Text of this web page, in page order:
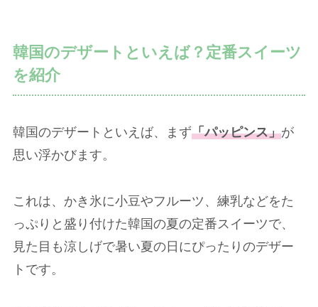
韓国のデザートといえば？定番スイーツ
を紹介
韓国のデザートといえば、まず「パッピンス」が
思い浮かびます。
これは、かき氷に小豆やフルーツ、練乳などをた
っぷりと盛り付けた韓国の夏の定番スイーツで、
見た目も涼しげで暑い夏の日にぴったりのデザー
トです。